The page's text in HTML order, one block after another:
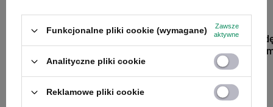
Kubek na
AutoClose
Macaroon
69,99 zł
Funkcjonalne pliki cookie (wymagane)
Zawsze
aktywne
Analityczne pliki cookie
Reklamowe pliki cookie